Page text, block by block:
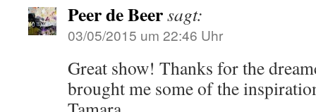
Peer de Beersagt:
03/05/2015 um 22:46 Uhr
Great show! Thanks for the
brought me some of the